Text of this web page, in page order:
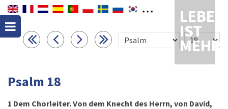
LEBEN
IST
MEHR
Psalm 18
1 Dem Chorleiter. Von dem Knecht des Herrn, von David,